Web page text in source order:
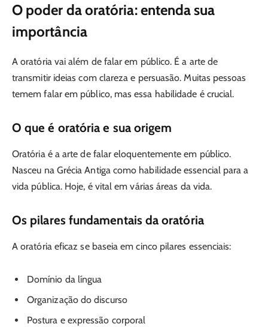
O poder da oratória: entenda sua
importância
A oratória vai além de falar em público. É a arte de
transmitir ideias com clareza e persuasão. Muitas pessoas
temem falar em público, mas essa habilidade é crucial.
O que é oratória e sua origem
Oratória é a arte de falar eloquentemente em público.
Nasceu na Grécia Antiga como habilidade essencial para a
vida pública. Hoje, é vital em várias áreas da vida.
Os pilares fundamentais da oratória
A oratória eficaz se baseia em cinco pilares essenciais:
Domínio da língua
Organização do discurso
Postura e expressão corporal